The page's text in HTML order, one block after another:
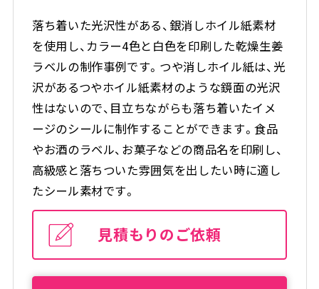
落ち着いた光沢性がある、銀消しホイル紙素材
を使用し、カラー4色と白色を印刷した乾燥生姜
ラベルの制作事例です。つや消しホイル紙は、光
沢があるつやホイル紙素材のような鏡面の光沢
性はないので、目立ちながらも落ち着いたイメ
ージのシールに制作することができます。食品
やお酒のラベル、お菓子などの商品名を印刷し、
高級感と落ちついた雰囲気を出したい時に適し
たシール素材です。
見積もりのご依頼